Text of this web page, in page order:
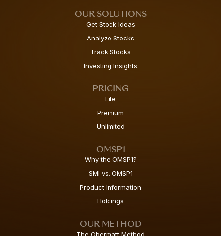
OUR SOLUTIONS
Get Stock Ideas
Analyze Stocks
Track Stocks
Investing Insights
PRICING
Lite
Premium
Unlimited
OMSP1
Why the OMSP1?
SMI vs. OMSP1
Product Information
Holdings
OUR METHOD
The Obermatt Method